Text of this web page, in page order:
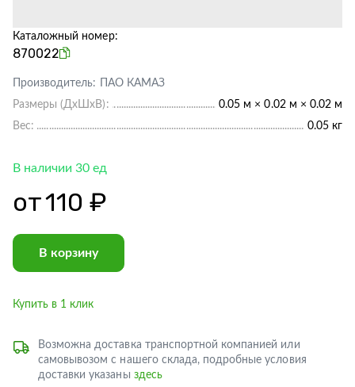
Каталожный номер:
870022
Производитель:
ПАО КАМАЗ
Размеры (ДхШхВ):
0.05 м × 0.02 м × 0.02 м
Вес:
0.05 кг
В наличии 30 ед
от110 ₽
В корзину
Купить в 1 клик
Возможна доставка транспортной компанией или
самовывозом с нашего склада, подробные условия
доставки указаны здесь